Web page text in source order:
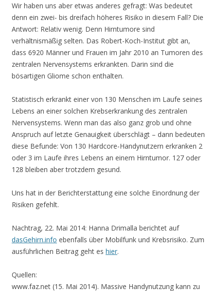
Wir haben uns aber etwas anderes gefragt: Was bedeutet
denn ein zwei- bis dreifach höheres Risiko in diesem Fall? Die
Antwort: Relativ wenig. Denn Hirntumore sind
verhältnismäßig selten. Das Robert-Koch-Institut gibt an,
dass 6920 Männer und Frauen im Jahr 2010 an Tumoren des
zentralen Nervensystems erkrankten. Darin sind die
bösartigen Gliome schon enthalten.
Statistisch erkrankt einer von 130 Menschen im Laufe seines
Lebens an einer solchen Krebserkrankung des zentralen
Nervensystems. Wenn man das also ganz grob und ohne
Anspruch auf letzte Genauigkeit überschlägt – dann bedeuten
diese Befunde: Von 130 Hardcore-Handynutzern erkranken 2
oder 3 im Laufe ihres Lebens an einem Hirntumor. 127 oder
128 bleiben aber trotzdem gesund.
Uns hat in der Berichterstattung eine solche Einordnung der
Risiken gefehlt.
Nachtrag, 22. Mai 2014: Hanna Drimalla berichtet auf
dasGehirn.info ebenfalls über Mobilfunk und Krebsrisiko. Zum
ausführlichen Beitrag geht es hier.
Quellen:
www.faz.net (15. Mai 2014). Massive Handynutzung kann zu